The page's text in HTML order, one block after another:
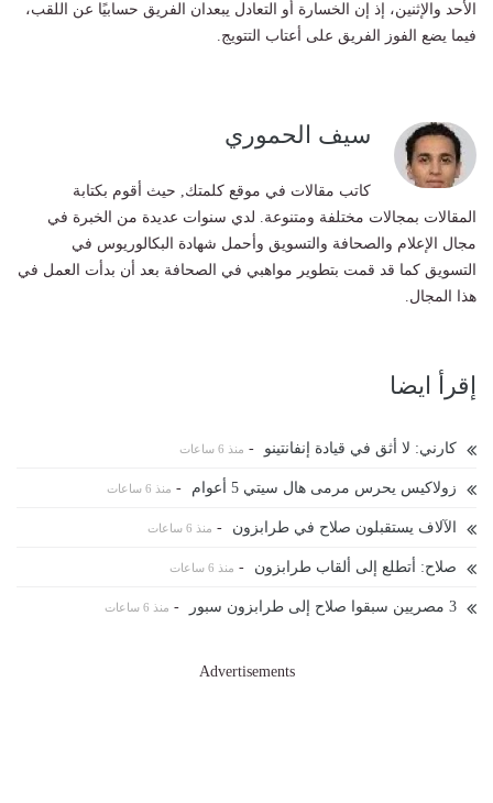
الأحد والإثنين، إذ إن الخسارة أو التعادل يبعدان الفريق حسابيًا عن اللقب،
فيما يضع الفوز الفريق على أعتاب التتويج.
سيف الحموري
كاتب مقالات في موقع كلمتك, حيث أقوم بكتابة
المقالات بمجالات مختلفة ومتنوعة. لدي سنوات عديدة من الخبرة في
مجال الإعلام والصحافة والتسويق وأحمل شهادة البكالوريوس في
التسويق كما قد قمت بتطوير مواهبي في الصحافة بعد أن بدأت العمل في
هذا المجال.
إقرأ ايضا
كارني: لا أثق في قيادة إنفانتينو - منذ 6 ساعات
زولاكيس يحرس مرمى هال سيتي 5 أعوام - منذ 6 ساعات
الآلاف يستقبلون صلاح في طرابزون - منذ 6 ساعات
صلاح: أتطلع إلى ألقاب طرابزون - منذ 6 ساعات
- منذ 6 ساعات
Advertisements